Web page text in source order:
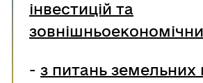
інвестицій та
- з питань земельних